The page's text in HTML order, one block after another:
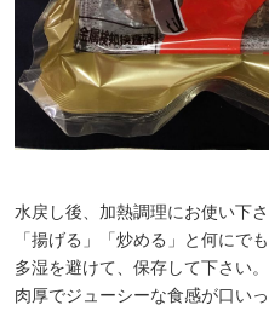
水戻し後、加熱調理にお使い下
「揚げる」「炒める」と何にで
多湿を避けて、保存して下さい。
肉厚でジューシーな食感が口い